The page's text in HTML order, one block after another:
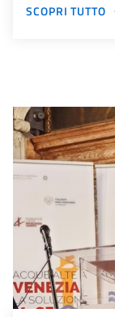
SCOPRI TUTTO